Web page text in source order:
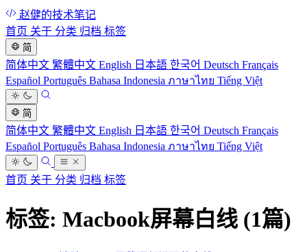
赵健的技术笔记
首页 关于 分类 归档 标签
简
简体中文 繁體中文 English 日本語 한국어 Deutsch Français
Español Português Bahasa Indonesia ภาษาไทย Tiếng Việt
简
简体中文 繁體中文 English 日本語 한국어 Deutsch Français
Español Português Bahasa Indonesia ภาษาไทย Tiếng Việt
首页 关于 分类 归档 标签
标签: Macbook屏幕白线 (1篇)